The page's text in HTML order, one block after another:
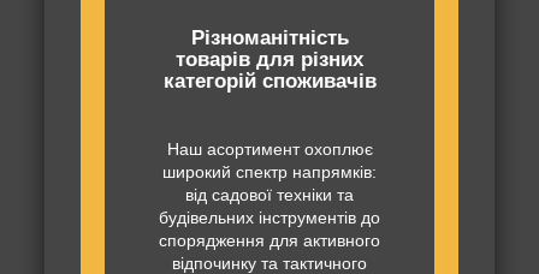
Різноманітність
товарів для різних
категорій споживачів
Наш асортимент охоплює
широкий спектр напрямків:
від садової техніки та
будівельних інструментів до
спорядження для активного
відпочинку та тактичного